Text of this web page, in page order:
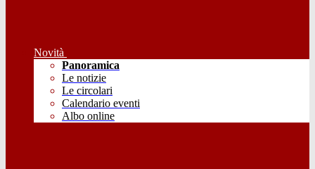
Novità
Panoramica
Le notizie
Le circolari
Calendario eventi
Albo online